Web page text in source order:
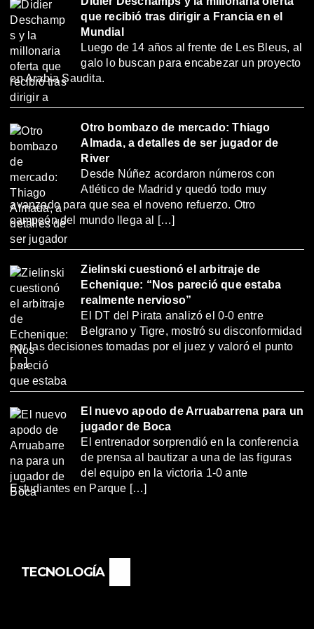
que recibió tras dirigir a Francia en el
Mundial
Luego de 14 años al frente de Les Bleus, al
galo lo buscan para encabezar un proyecto
en Arabia Saudita.
Otro bombazo de mercado: Thiago
Almada, a detalles de ser jugador de
River
Desde Núñez acordaron números con
Atlético de Madrid y quedó todo muy
avanzado para que sea el noveno refuerzo. Otro
campeón del mundo llega al […]
Zielinski cuestionó el arbitraje de
Echenique: “Nos pareció que estaba
realmente nervioso”
El DT del Pirata analizó el 0-0 entre
Belgrano y Tigre, mostró su disconformidad
por las decisiones tomadas por el juez y valoró el punto
[…]
El nuevo apodo de Arruabarrena para un
jugador de Boca
El entrenador sorprendió en la conferencia
de prensa al bautizar a una de las figuras
del equipo en la victoria 1-0 ante
Estudiantes en Parque […]
TECNOLOGÍA